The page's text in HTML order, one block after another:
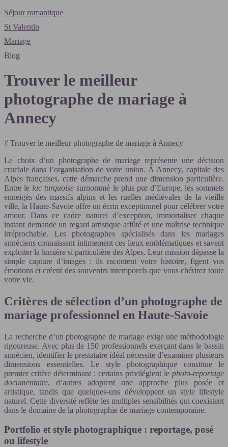
Séjour romantique
St Valentin
Mariage
Blog
Trouver le meilleur
photographe de mariage à
Annecy
# Trouver le meilleur photographe de mariage à Annecy
Le choix d’un photographe de mariage représente une décision
cruciale dans l’organisation de votre union. À Annecy, capitale des
Alpes françaises, cette démarche prend une dimension particulière.
Entre le lac turquoise surnommé le plus pur d’Europe, les sommets
enneigés des massifs alpins et les ruelles médiévales de la vieille
ville, la Haute-Savoie offre un écrin exceptionnel pour célébrer votre
amour. Dans ce cadre naturel d’exception, immortaliser chaque
instant demande un regard artistique affûté et une maîtrise technique
irréprochable. Les photographes spécialisés dans les mariages
annéciens connaissent intimement ces lieux emblématiques et savent
exploiter la lumière si particulière des Alpes. Leur mission dépasse la
simple capture d’images : ils racontent votre histoire, figent vos
émotions et créent des souvenirs intemporels que vous chérirez toute
votre vie.
Critères de sélection d’un photographe de
mariage professionnel en Haute-Savoie
La recherche d’un photographe de mariage exige une méthodologie
rigoureuse. Avec plus de 150 professionnels exerçant dans le bassin
annécien, identifier le prestataire idéal nécessite d’examiner plusieurs
dimensions essentielles. Le style photographique constitue le
premier critère déterminant : certains privilégient le photo-reportage
documentaire, d’autres adoptent une approche plus posée et
artistique, tandis que quelques-uns développent un style lifestyle
naturel. Cette diversité reflète les multiples sensibilités qui coexistent
dans le domaine de la photographie de mariage contemporaine.
Portfolio et style photographique : reportage, posé
ou lifestyle